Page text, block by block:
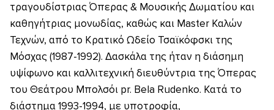
τραγουδίστριας Όπερας & Μουσικής Δωματίου και
καθηγήτριας μονωδίας, καθώς και Master Καλών
Τεχνών, από το Κρατικό Ωδείο Τσαϊκόφσκι της
Μόσχας (1987-1992). Δασκάλα της ήταν η διάσημη
υψίφωνο και καλλιτεχνική διευθύντρια της Όπερας
του Θεάτρου Mπολσόι pr. Bela Rudenko. Κατά τo
διάστημα 1993-1994, με υποτροφία,